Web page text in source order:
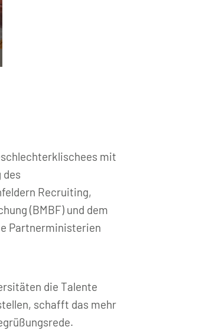
mit
des
Recruiting,
(BMBF) und dem
Partnerministerien
die Talente
schafft das mehr